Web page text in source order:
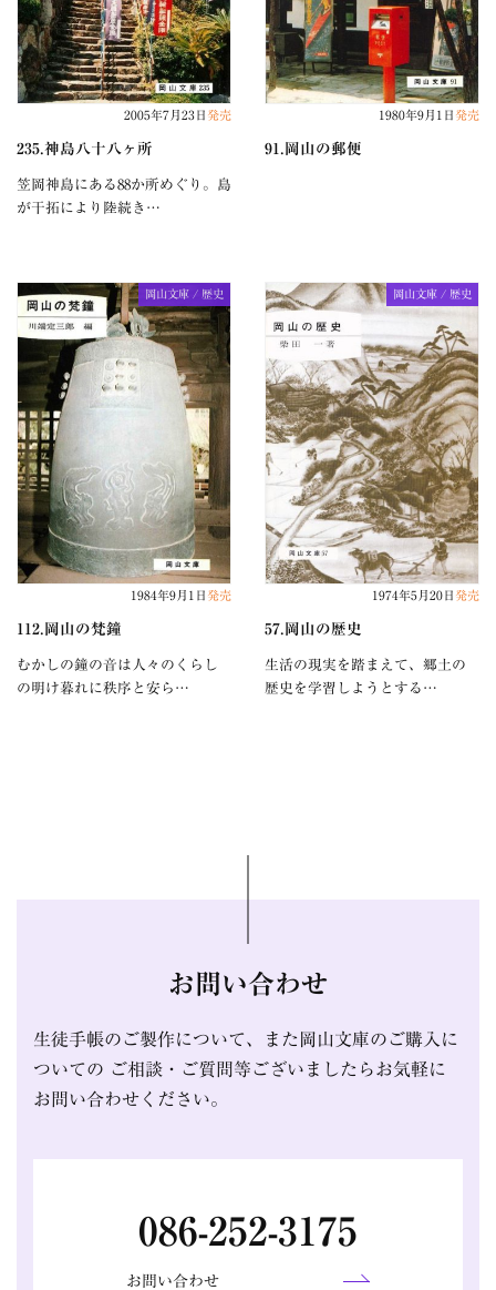
2005年7月23日 発売
235.神島八十八ヶ所
笠岡神島にある88か所めぐり。島
が干拓により陸続き…
1980年9月1日 発売
91.岡山の郵便
岡山文庫 / 歴史
1984年9月1日 発売
112.岡山の梵鐘
むかしの鐘の音は人々のくらし
の明け暮れに秩序と安ら…
岡山文庫 / 歴史
1974年5月20日 発売
57.岡山の歴史
生活の現実を踏まえて、郷土の
歴史を学習しようとする…
お問い合わせ
生徒手帳のご製作について、また岡山文庫のご購入に
ついての ご相談・ご質問等ございましたらお気軽に
お問い合わせください。
086-252-3175
お問い合わせ